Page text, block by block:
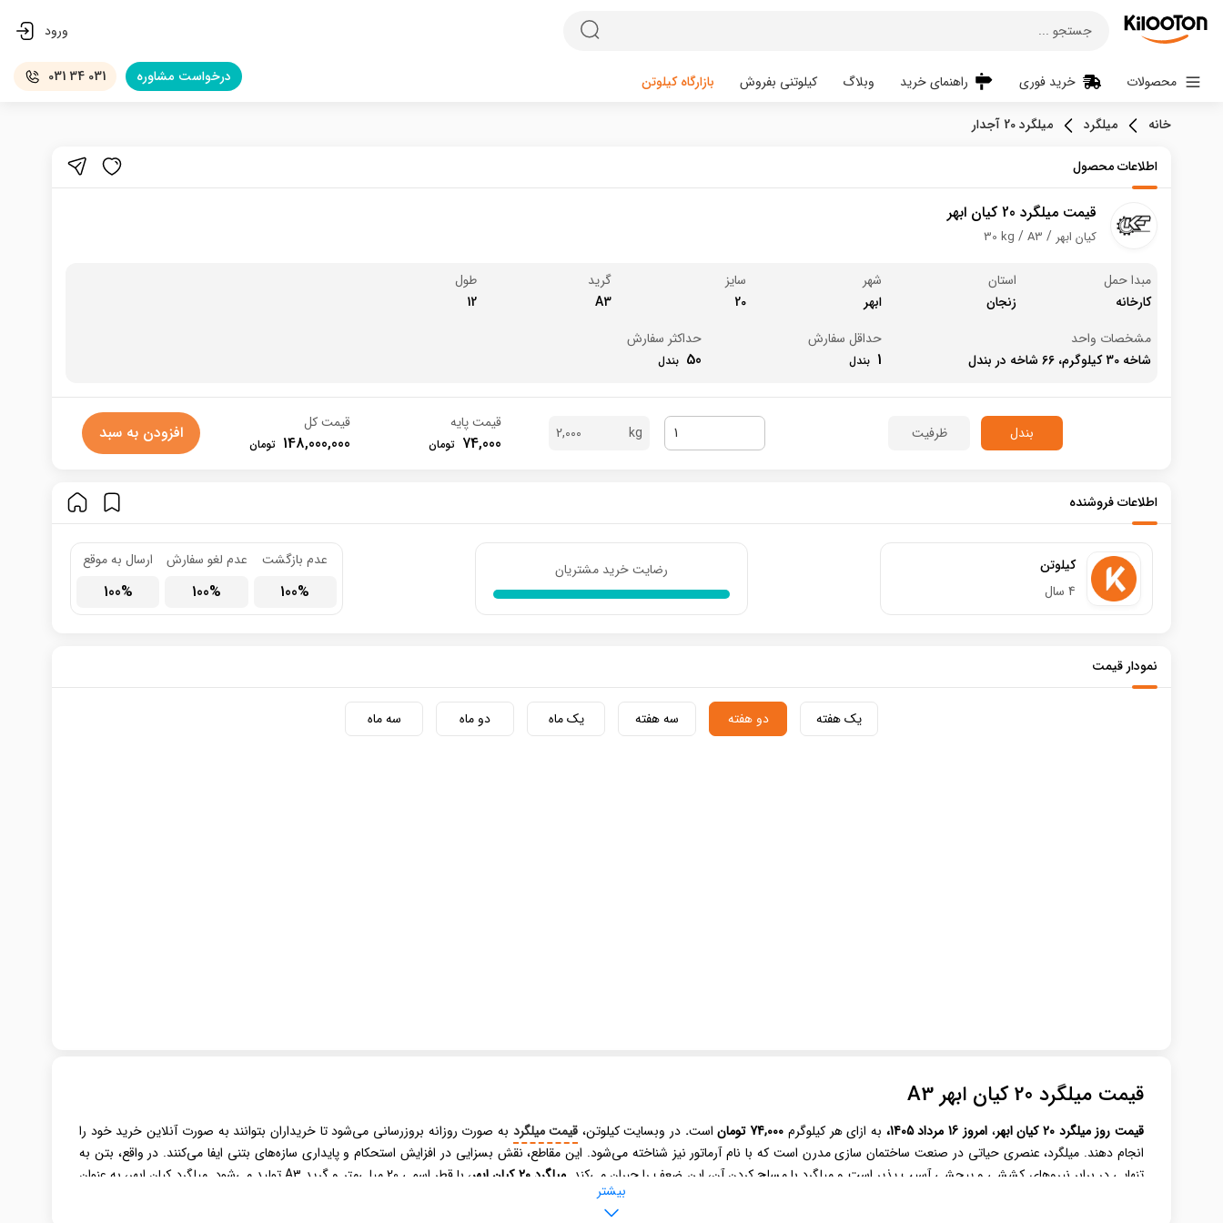
محصولات خرید فوری راهنمای خرید وبلاگ کیلوتنی بفروش بازارگاه کیلوتن درخواست مشاوره 031 34 031
جستجو ... ورود
خانه میلگرد میلگرد 20 آجدار
اطلاعات محصول
قیمت میلگرد 20 کیان ابهر
30 kg A3 کیان ابهر
مبدا حمل
کارخانه
استان
زنجان
شهر
ابهر
سایز
20
گرید
A3
طول
12
مشخصات واحد
شاخه 30 کیلوگرم، 66 شاخه در بندل
حداقل سفارش
1
حداکثر سفارش
50
بندل ظرفیت 2,000
قیمت پایه
74,000
قیمت کل
148,000,000 افزودن به سبد
اطلاعات فروشنده
کیلوتن
4 سال
رضایت خرید مشتریان عدم بازگشت
100
عدم لغو سفارش
100
ارسال به موقع
100
نمودار قیمت
یک هفته دو هفته سه هفته یک ماه دو ماه سه ماه
قیمت میلگرد 20 کیان ابهر A3
قیمت روز میلگرد 20 کیان ابهر ،امروز 16 مرداد 1405، به ازای هر کیلوگرم است. در وبسایت کیلوتن،قیمت میلگرد به صورت روزانه بروزرسانی می‌شود تا خریداران بتوانند به صورت آنلاین خرید خود را
انجام دهند. میلگرد، عنصری حیاتی در صنعت ساختمان‌ سازی مدرن است که با نام آرماتور نیز شناخته می‌شود. این مقاطع، نقش بسزایی در افزایش استحکام و پایداری سازه‌های بتنی ایفا می‌کنند. در واقع، بتن به
تنهایی در برابر نیروهای کششی و پیچشی آسیب‌ پذیر است و میلگرد با مسلح کردن آن، این ضعف را جبران می‌کند.میلگرد 20 کیان ابهر
، با قطر اسمی 20 میلی‌متر و گرید A3 تولید می‌شود. میلگرد کیان ابهر، به عنوان
یکی از مقاطع فولادی باکیفیت و پرمصرف در بازار ایران، در پروژه‌های ساختمانی و عمرانی مختلف استفاده می‌شود. استحکام مناسب و کیفیت تولید این محصول، آن را به گزینه‌ای ایده‌آل و کارآمد برای بسیاری از
بیشتر